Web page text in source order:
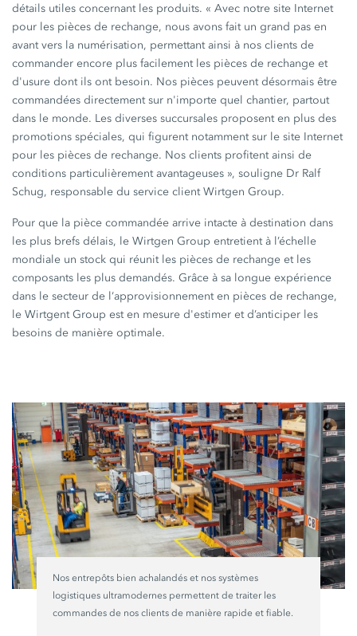
détails utiles concernant les produits. « Avec notre site Internet
pour les pièces de rechange, nous avons fait un grand pas en
avant vers la numérisation, permettant ainsi à nos clients de
commander encore plus facilement les pièces de rechange et
d'usure dont ils ont besoin. Nos pièces peuvent désormais être
commandées directement sur n'importe quel chantier, partout
dans le monde. Les diverses succursales proposent en plus des
promotions spéciales, qui figurent notamment sur le site Internet
pour les pièces de rechange. Nos clients profitent ainsi de
conditions particulièrement avantageuses », souligne Dr Ralf
Schug, responsable du service client Wirtgen Group.
Pour que la pièce commandée arrive intacte à destination dans
les plus brefs délais, le Wirtgen Group entretient à l’échelle
mondiale un stock qui réunit les pièces de rechange et les
composants les plus demandés. Grâce à sa longue expérience
dans le secteur de l‘approvisionnement en pièces de rechange,
le Wirtgent Group est en mesure d'estimer et d’anticiper les
besoins de manière optimale.
Nos entrepôts bien achalandés et nos systèmes
logistiques ultramodernes permettent de traiter les
commandes de nos clients de manière rapide et fiable.